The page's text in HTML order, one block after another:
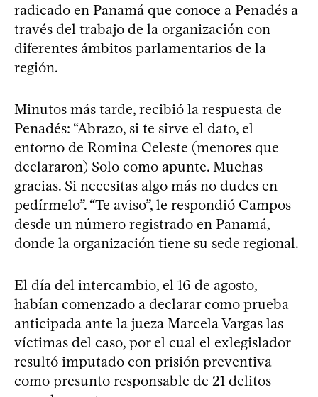
radicado en Panamá que conoce a Penadés a
través del trabajo de la organización con
diferentes ámbitos parlamentarios de la
región.
Minutos más tarde, recibió la respuesta de
Penadés: “Abrazo, si te sirve el dato, el
entorno de Romina Celeste (menores que
declararon) Solo como apunte. Muchas
gracias. Si necesitas algo más no dudes en
pedírmelo”. “Te aviso”, le respondió Campos
desde un número registrado en Panamá,
donde la organización tiene su sede regional.
El día del intercambio, el 16 de agosto,
habían comenzado a declarar como prueba
anticipada ante la jueza Marcela Vargas las
víctimas del caso, por el cual el exlegislador
resultó imputado con prisión preventiva
como presunto responsable de 21 delitos